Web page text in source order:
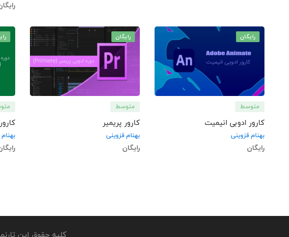
رایگان
متوسط
کارور ادوبی انیمیت
بهنام قزوینی
رایگان
رایگان
متوسط
کارور پریمیر
بهنام قزوینی
رایگان